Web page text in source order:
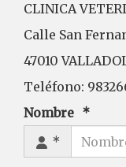
CLINICA
Calle San
47010
Teléfono:
Nombre